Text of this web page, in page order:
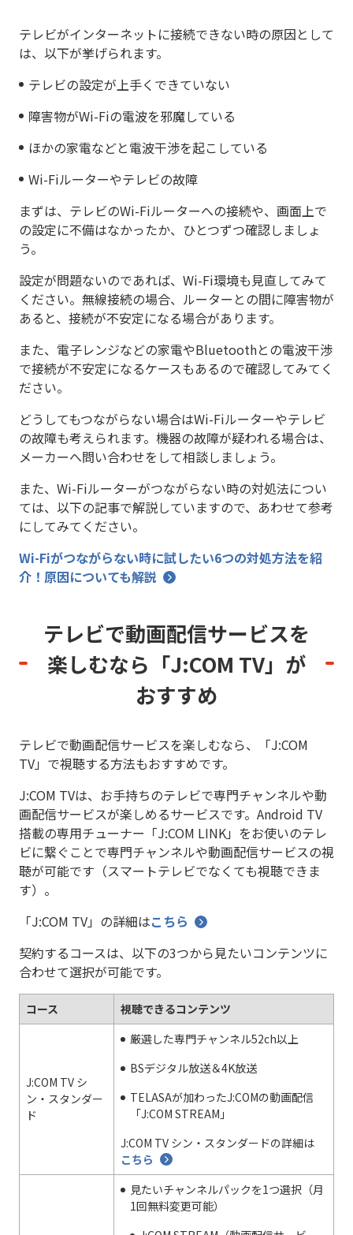
テレビがインターネットに接続できない時の原因として
は、以下が挙げられます。
テレビの設定が上手くできていない
障害物がWi-Fiの電波を邪魔している
ほかの家電などと電波干渉を起こしている
Wi-Fiルーターやテレビの故障
まずは、テレビのWi-Fiルーターへの接続や、画面上で
の設定に不備はなかったか、ひとつずつ確認しましょ
う。
設定が問題ないのであれば、Wi-Fi環境も見直してみて
ください。無線接続の場合、ルーターとの間に障害物が
あると、接続が不安定になる場合があります。
また、電子レンジなどの家電やBluetoothとの電波干渉
で接続が不安定になるケースもあるので確認してみてく
ださい。
どうしてもつながらない場合はWi-Fiルーターやテレビ
の故障も考えられます。機器の故障が疑われる場合は、
メーカーへ問い合わせをして相談しましょう。
また、Wi-Fiルーターがつながらない時の対処法につい
ては、以下の記事で解説していますので、あわせて参考
にしてみてください。
Wi-Fiがつながらない時に試したい6つの対処方法を紹
介！原因についても解説
テレビで動画配信サービスを
楽しむなら「J:COM TV」が
おすすめ
テレビで動画配信サービスを楽しむなら、「J:COM
TV」で視聴する方法もおすすめです。
J:COM TVは、お手持ちのテレビで専門チャンネルや動
画配信サービスが楽しめるサービスです。Android TV
搭載の専用チューナー「J:COM LINK」をお使いのテレ
ビに繋ぐことで専門チャンネルや動画配信サービスの視
聴が可能です（スマートテレビでなくても視聴できま
す）。
「J:COM TV」の詳細はこちら
契約するコースは、以下の3つから見たいコンテンツに
合わせて選択が可能です。
コース 視聴できるコンテンツ
J:COM TV シ
ン・スタンダー
ド
厳選した専門チャンネル52ch以上
BSデジタル放送＆4K放送
TELASAが加わったJ:COMの動画配信
「J:COM STREAM」
J:COM TV シン・スタンダードの詳細は
こちら
見たいチャンネルパックを1つ選択（月
1回無料変更可能）